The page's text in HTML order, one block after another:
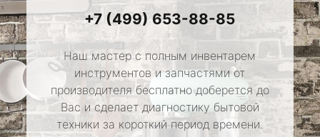
+7 (499) 653-88-85
Наш мастер с полным инвентарем
инструментов и запчастями от
производителя бесплатно доберется до
Вас и сделает диагностику бытовой
техники за короткий период времени.